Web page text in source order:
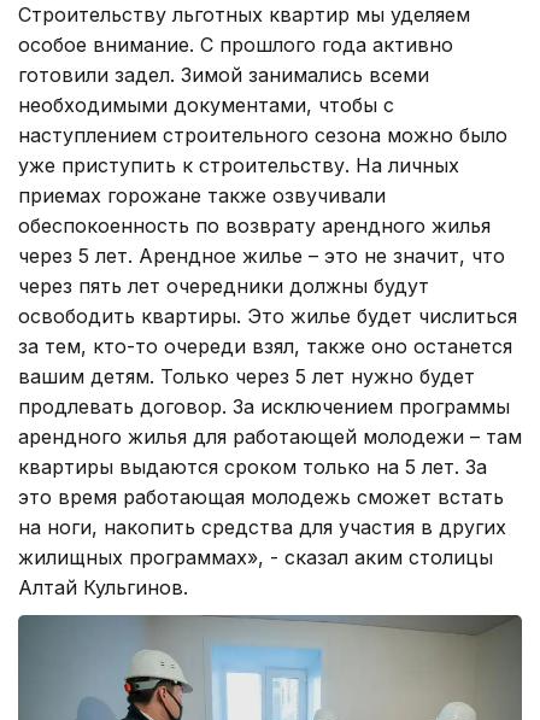
Строительству льготных квартир мы уделяем
особое внимание. С прошлого года активно
готовили задел. Зимой занимались всеми
необходимыми документами, чтобы с
наступлением строительного сезона можно было
уже приступить к строительству. На личных
приемах горожане также озвучивали
обеспокоенность по возврату арендного жилья
через 5 лет. Арендное жилье – это не значит, что
через пять лет очередники должны будут
освободить квартиры. Это жилье будет числиться
за тем, кто-то очереди взял, также оно останется
вашим детям. Только через 5 лет нужно будет
продлевать договор. За исключением программы
арендного жилья для работающей молодежи – там
квартиры выдаются сроком только на 5 лет. За
это время работающая молодежь сможет встать
на ноги, накопить средства для участия в других
жилищных программах», - сказал аким столицы
Алтай Кульгинов.